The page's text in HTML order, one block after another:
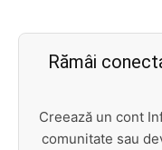
Rămâi
Creează un cont
comunitate sau